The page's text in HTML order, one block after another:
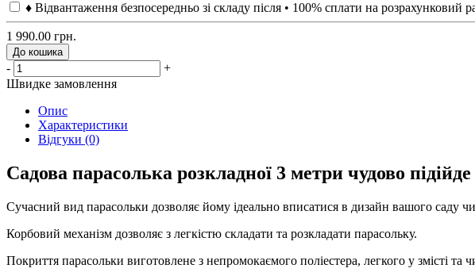
♦ Відвантаження безпосередньо зі складу після • 100% сплати на
1 990.00 грн.
До кошика
-
+
Швидке замовлення
Опис
Характеристики
Відгуки (0)
Садова парасолька розкладної 3 метри чудово
Сучасний вид парасольки дозволяє йому ідеально вписатися в дизайн вашого саду
Корбовий механізм дозволяє з легкістю складати та розкладати парасольку.
Покриття парасольки виготовлене з непромокаємого поліестера, легкого у змісті та